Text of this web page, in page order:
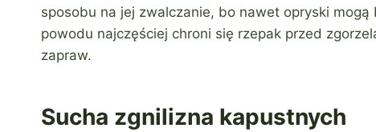
sposobu na jej zwalczanie, bo nawet opryski
powodu najczęściej chroni się rzepak przed
zapraw.
Sucha zgnilizna kapustnych